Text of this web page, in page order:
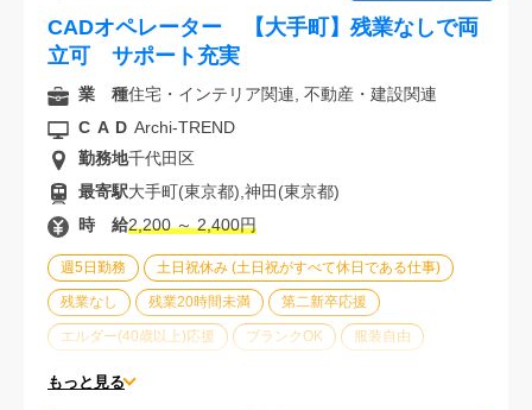
CADオペレーター 【大手町】残業なしで両
立可 サポート充実
週5日勤務 土日祝休み (土日祝がすべて休日である仕事)
残業なし 残業20時間未満 第二新卒応援
エルダー(40歳以上)応援 ブランクOK 服装自由
駅から徒歩5分以内
もっと見る
業 種住宅・インテリア関連, 不動産・建設関連
CAD Archi-TREND
勤務地千代田区
最寄駅大手町(東京都),神田(東京都)
時 給2,200 ～ 2,400円